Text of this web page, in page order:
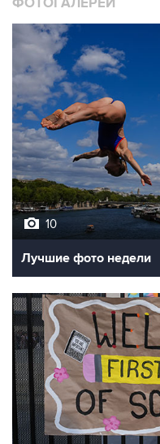
ФОТОГАЛЕРЕИ
10
Лучшие фото недели